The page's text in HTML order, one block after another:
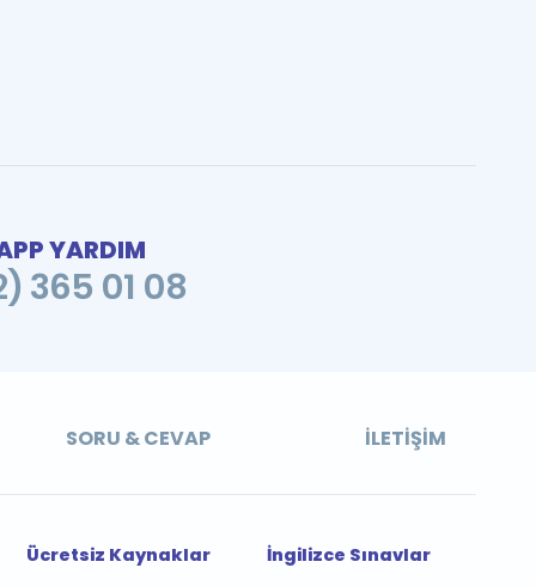
YARDIM
365 01 08
SORU & CEVAP İLETIŞIM
Ücretsiz Kaynaklar
İngilizce Sınavlar